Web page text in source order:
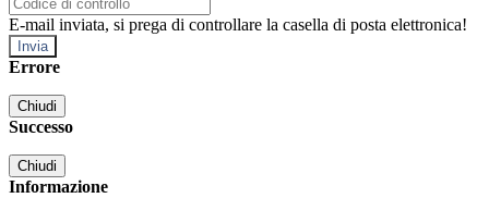
E-mail inviata, si prega di controllare la casella di posta elettronica!
Errore
Chiudi
Successo
Chiudi
Informazione